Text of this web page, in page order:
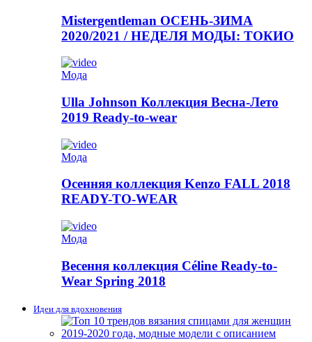
Mistergentleman ОСЕНЬ-ЗИМА
2020/2021 / НЕДЕЛЯ МОДЫ: ТОКИО
Мода
Ulla Johnson Коллекция Весна-Лето
2019 Ready-to-wear
Мода
Осенняя коллекция Kenzo FALL 2018
READY-TO-WEAR
Мода
Весення коллекция Céline Ready-to-
Wear Spring 2018
Идеи для вдохновения